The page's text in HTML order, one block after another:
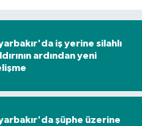
iş yerine silahlı
ardından yeni
şüphe üzerine